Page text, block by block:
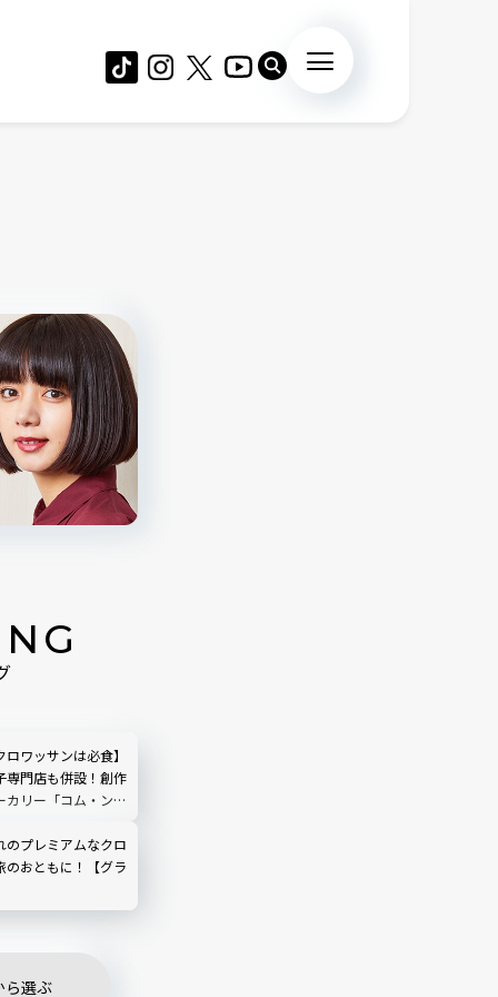
ワッサンは必食】
専門店も併設！創作
カリー「コム・ン
のプレミアムなクロ
のおともに！【グラ
ら選ぶ